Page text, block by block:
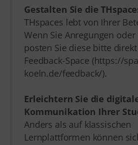
Gestalten Sie die
THspaces lebt von Ihrer
Wenn Sie Anregungen oder
posten Sie diese bitte
Feedback-Space (https://
koeln.de/feedback/).
Erleichtern Sie die
Kommunikation Ihrer
Anders als auf klassischen
Lernplattformen können